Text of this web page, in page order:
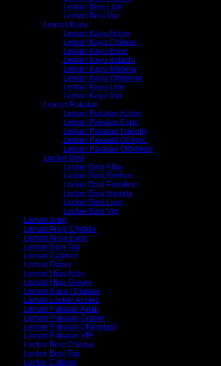
Lemari Besi Lion
Lemari Besi Vip
Lemari Kayu
Lemari Kayu Active
Lemari Kayu Chitose
Lemari Kayu Expo
Lemari Kayu Indachi
Lemari Kayu Modera
Lemari Kayu Orbitrend
Lemari Kayu Uno
Lemari Kayu Vip
Lemari Pakaian
Lemari Pakaian Active
Lemari Pakaian Expo
Lemari Pakaian Napolly
Lemari Pakaian Olimpic
Lemari Pakaian Orbitrend
Locker Besi
Locker Besi Alba
Locker Besi Brother
Locker Besi Frontline
Locker Besi Importa
Locker Besi Lion
Locker Besi Vip
Lemari arsip
Lemari Arsip Chitose
Lemari Arsip Expo
Lemari Besi Top
Lemari Cabinet
Lemari Dapur
Lemari Hias Activ
Lemari Hias Graver
Lemari Kaca / Etalase
Lemari Locker Accero
Lemari Pakaian Anak
Lemari Pakaian Graver
Lemari Pakaian Olymplast
Lemari Pakaian VIP
Locker Besi Chitose
Locker Besi Top
Locker Cabinet